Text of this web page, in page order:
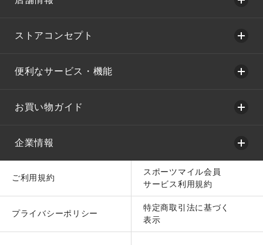
ストアコンセプト
便利なサービス・機能
お買い物ガイド
企業情報
ご利用規約
スポーツマイル会員
サービス利用規約
プライバシーポリシー
特定商取引法に基づく
表示